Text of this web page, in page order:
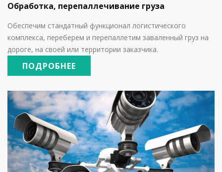
Обработка, перепаллечивание груза
Обеспечим стандатный функционал логистического
комплекса, переберем и перепаллетим заваленный груз на
дороге, на своей или территории заказчика.
ПОДРОБНЕЕ